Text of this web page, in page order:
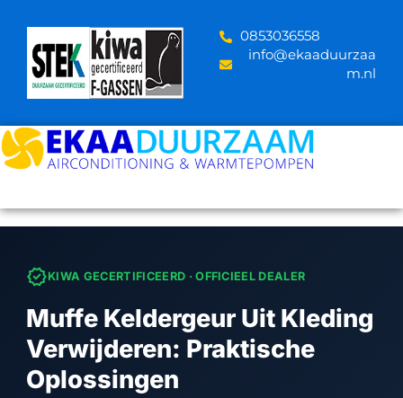
content
‪0853036558
info@ekaaduurzaa
m.nl
verifiedKIWA GECERTIFICEERD · OFFICIEEL DEALER
Muffe Keldergeur Uit Kleding
Verwijderen: Praktische
Oplossingen